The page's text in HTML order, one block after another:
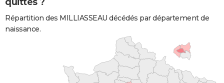
Répartition des MILLIASSEAU décédés par département de
naissance.